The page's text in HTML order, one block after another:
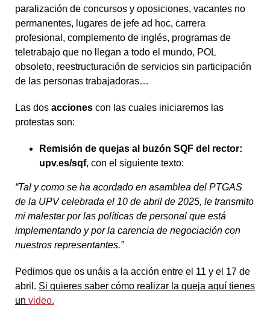
paralización de concursos y oposiciones, vacantes no
permanentes, lugares de jefe ad hoc, carrera
profesional, complemento de inglés, programas de
teletrabajo que no llegan a todo el mundo, POL
obsoleto, reestructuración de servicios sin participación
de las personas trabajadoras…
Las dos acciones con las cuales iniciaremos las
protestas son:
Remisión de quejas al buzón SQF del rector:
upv.es/sqf, con el siguiente texto:
“Tal y como se ha acordado en asamblea del PTGAS
de la UPV celebrada el 10 de abril de 2025, le transmito
mi malestar por las políticas de personal que está
implementando y por la carencia de negociación con
nuestros representantes.”
Pedimos que os unáis a la acción entre el 11 y el 17 de
abril. Si quieres saber cómo realizar la queja aquí tienes
un video.